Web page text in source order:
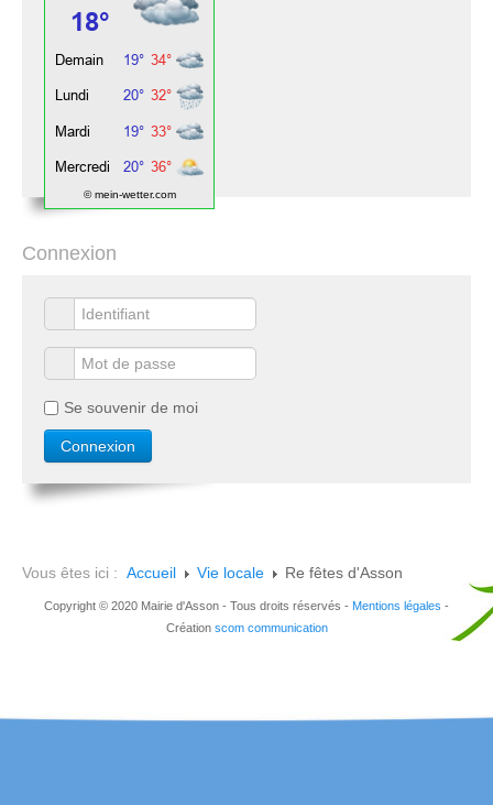
© mein-wetter.com
Connexion
Se souvenir de moi
Vous êtes ici : Accueil Vie locale Re fêtes d'Asson
Copyright © 2020 Mairie d'Asson - Tous droits réservés - Mentions légales -
Création scom communication